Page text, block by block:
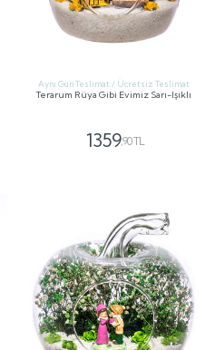
Aynı Gün Teslimat / Ücretsiz Teslimat
Terarum Rüya Gibi Evimiz Sarı-Işıklı
1359,90 TL